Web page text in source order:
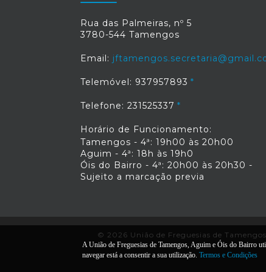
Rua das Palmeiras, nº 5
3780-544 Tamengos
Email:
Telemóvel: 937957893
Telefone: 231525337
Horário de Funcionamento:
Tamengos - 4ª: 19h00 às 20h00
Aguim - 4ª: 18h às 19h0
Óis do Bairro - 4ª: 20h00 às 20h30 -
Sujeito a marcação previa
© 2026 União de Freguesias de
A União de Freguesias de Tamengos, Aguim e Óis do Bairro
navegar está a consentir a sua utilização. Termos e Condições